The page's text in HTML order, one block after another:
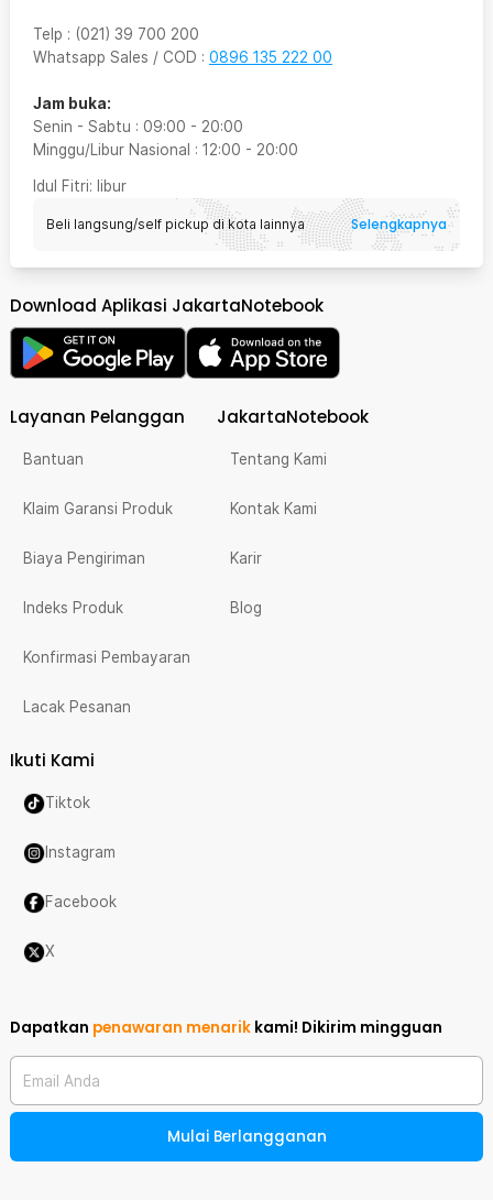
Telp : (021) 39 700 200
Whatsapp Sales / COD : 0896 135 222 00
Jam buka:
Senin - Sabtu : 09:00 - 20:00
Minggu/Libur Nasional : 12:00 - 20:00
Idul Fitri: libur
Beli langsung/self pickup di kota lainnya Selengkapnya
Download Aplikasi JakartaNotebook
Layanan Pelanggan
Bantuan
Klaim Garansi Produk
Biaya Pengiriman
Indeks Produk
Konfirmasi Pembayaran
Lacak Pesanan
JakartaNotebook
Tentang Kami
Kontak Kami
Karir
Blog
Ikuti Kami
Tiktok
Instagram
Facebook
X
Dapatkan penawaran menarik kami! Dikirim mingguan
Email Anda
Mulai Berlangganan